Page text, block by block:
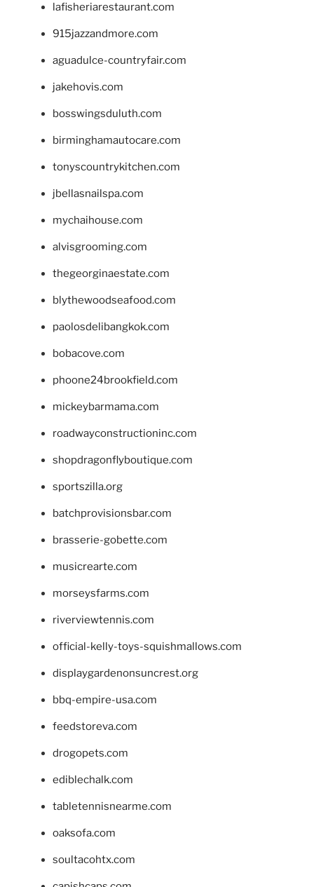
lafisheriarestaurant.com
915jazzandmore.com
aguadulce-countryfair.com
jakehovis.com
bosswingsduluth.com
birminghamautocare.com
tonyscountrykitchen.com
jbellasnailspa.com
mychaihouse.com
alvisgrooming.com
thegeorginaestate.com
blythewoodseafood.com
paolosdelibangkok.com
bobacove.com
phoone24brookfield.com
mickeybarmama.com
roadwayconstructioninc.com
shopdragonflyboutique.com
sportszilla.org
batchprovisionsbar.com
brasserie-gobette.com
musicrearte.com
morseysfarms.com
riverviewtennis.com
official-kelly-toys-squishmallows.com
displaygardenonsuncrest.org
bbq-empire-usa.com
feedstoreva.com
drogopets.com
ediblechalk.com
tabletennisnearme.com
oaksofa.com
soultacohtx.com